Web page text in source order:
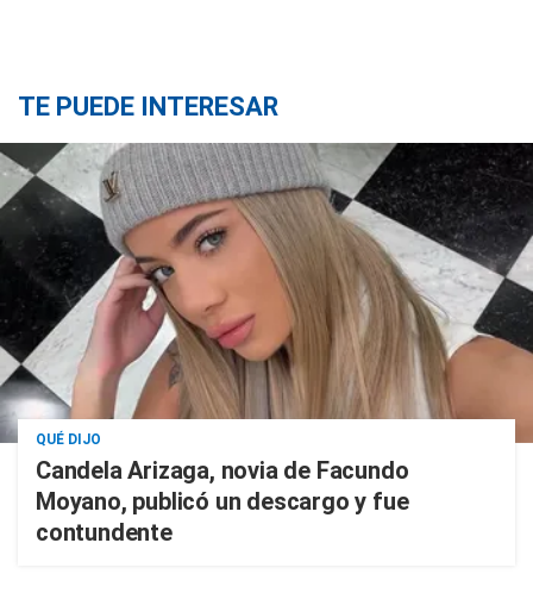
TE PUEDE INTERESAR
QUÉ DIJO
Candela Arizaga, novia de Facundo
Moyano, publicó un descargo y fue
contundente